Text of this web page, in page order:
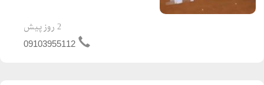
جنوب غرب شرق جردن جنت اباد
لاهیجان بوشهر قزوین وخلاصه تمای
2 روز پیش
09103955112